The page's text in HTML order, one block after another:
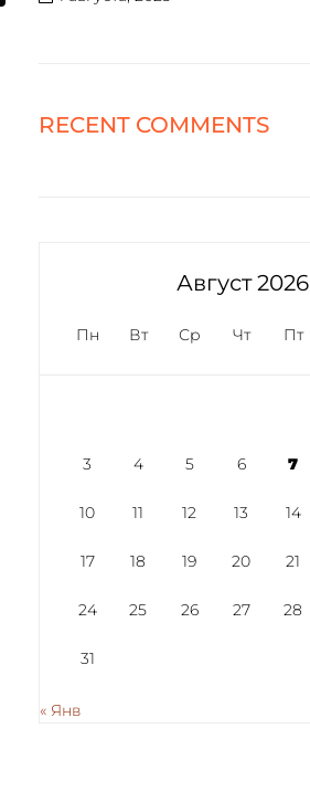
RECENT COMMENTS
Август 2026
Пн Вт Ср Чт Пт
3 4 5 6 7
10 11 12 13 14
17 18 19 20 21
24 25 26 27 28
31
« Янв